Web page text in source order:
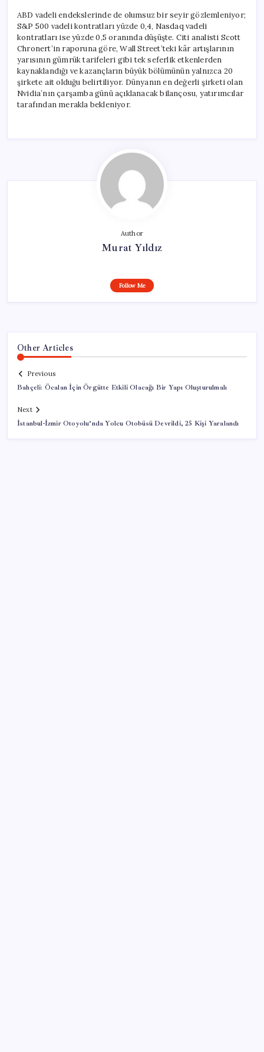
ABD vadeli endekslerinde de olumsuz bir seyir gözlemleniyor;
S&P 500 vadeli kontratları yüzde 0,4, Nasdaq vadeli
kontratları ise yüzde 0,5 oranında düşüşte. Citi analisti Scott
Chronert’in raporuna göre, Wall Street’teki kâr artışlarının
yarısının gümrük tarifeleri gibi tek seferlik etkenlerden
kaynaklandığı ve kazançların büyük bölümünün yalnızca 20
şirkete ait olduğu belirtiliyor. Dünyanın en değerli şirketi olan
Nvidia’nın çarşamba günü açıklanacak bilançosu, yatırımcılar
tarafından merakla bekleniyor.
Author
Murat Yıldız
Follow Me
Other Articles
Previous
Bahçeli: Öcalan İçin Örgütte Etkili Olacağı Bir Yapı Oluşturulmalı
Next
İstanbul-İzmir Otoyolu’nda Yolcu Otobüsü Devrildi, 25 Kişi Yaralandı